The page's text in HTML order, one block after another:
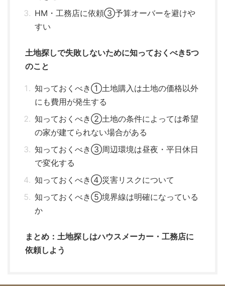
HM・工務店に依頼③予算オーバーを避けや
すい
土地探しで失敗しないために知っておくべき5つ
のこと
知っておくべき①土地購入は土地の価格以外
にも費用が発生する
知っておくべき②土地の条件によっては希望
の家が建てられない場合がある
知っておくべき③周辺環境は昼夜・平日休日
で変化する
知っておくべき④災害リスクについて
知っておくべき⑤境界線は明確になっている
か
まとめ：土地探しはハウスメーカー・工務店に
依頼しよう